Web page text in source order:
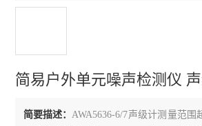
简易户外单元噪声检测仪
简要描述：AWA5636-6/7声级计测量范围